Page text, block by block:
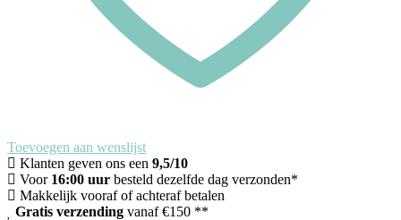
Toevoegen aan wenslijst
Klanten geven ons een 9,5/10
Voor 16:00 uur besteld dezelfde dag verzonden*
Makkelijk vooraf of achteraf betalen
Gratis verzending vanaf €150 **